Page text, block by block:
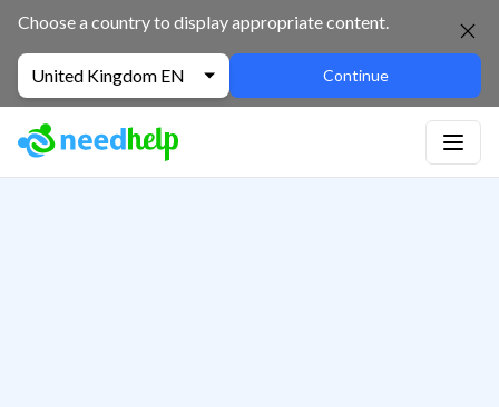
Choose a country to display appropriate content.
United Kingdom EN Continue